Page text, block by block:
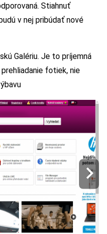
Stiahnuť
v nej pribúdať nové
Galériu. Je to príjemná
fotiek, nie